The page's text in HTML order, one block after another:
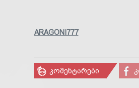
ARAGONI777
კომენტარები